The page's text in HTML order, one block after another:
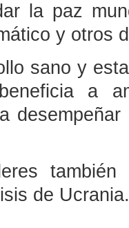
la paz
y otros
sano y
a
también
de Ucrania.